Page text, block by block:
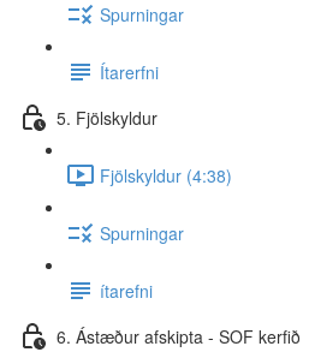
Spurningar
Ítarerfni
5. Fjölskyldur
Fjölskyldur (4:38)
Spurningar
ítarefni
6. Ástæður afskipta - SOF kerfið